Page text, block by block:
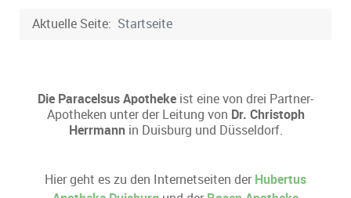
Aktuelle Seite: Startseite
Die Paracelsus Apotheke ist eine von drei Partner-
Apotheken unter der Leitung von Dr. Christoph
Herrmannin Duisburg und Düsseldorf.
Hier geht es zu den Internetseiten der Hubertus